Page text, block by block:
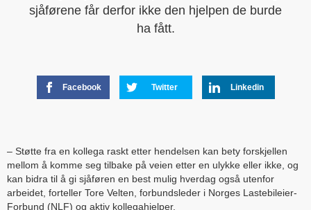
sjåførene får derfor ikke den hjelpen de burde
ha fått.
Facebook Twitter Linkedin
– Støtte fra en kollega raskt etter hendelsen kan bety forskjellen
mellom å komme seg tilbake på veien etter en ulykke eller ikke, og
kan bidra til å gi sjåføren en best mulig hverdag også utenfor
arbeidet, forteller Tore Velten, forbundsleder i Norges Lastebileier-
Forbund (NLF) og aktiv kollegahjelper.